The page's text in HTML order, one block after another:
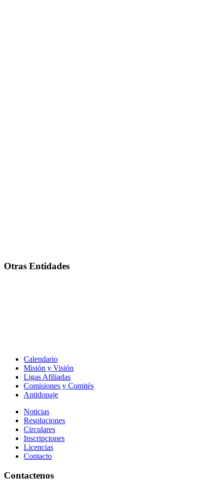
Otras Entidades
Calendario
Misión y Visión
Ligas Afiliadas
Comisiones y Comités
Antidopaje
Noticias
Resoluciones
Circulares
Inscripciones
Licencias
Contacto
Contactenos